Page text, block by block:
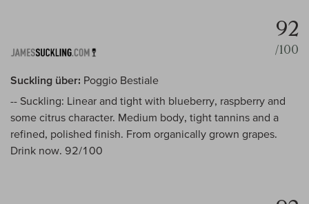
92
/100
Suckling über: Poggio Bestiale
-- Suckling: Linear and tight with blueberry, raspberry and
some citrus character. Medium body, tight tannins and a
refined, polished finish. From organically grown grapes.
Drink now. 92/100